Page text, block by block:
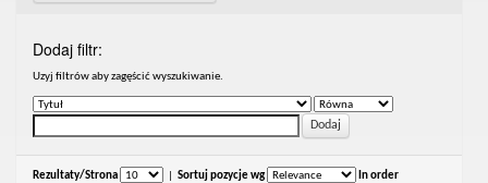
Dodaj filtr:
Uzyj filtrów aby zagęścić wyszukiwanie.
Rezultaty/Strona Sortuj pozycje wg In order